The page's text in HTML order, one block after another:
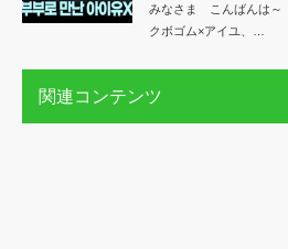
みなさま こんばんは
クボゴム×アイユ、…
関連コンテンツ